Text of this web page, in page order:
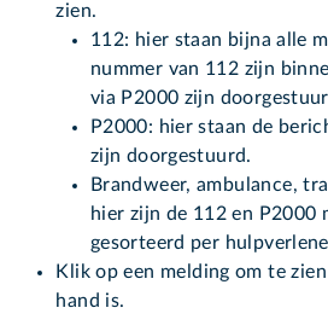
zien.
112: hier staan bijna alle
nummer van 112 zijn
via P2000 zijn
P2000: hier staan de
zijn doorgestuurd.
Brandweer, ambulance,
hier zijn de 112 en P2000
gesorteerd per
Klik op een melding om te
hand is.